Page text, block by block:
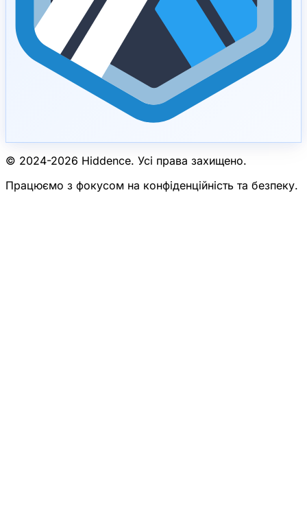
© 2024-2026 Hiddence. Усі права захищено.
Працюємо з фокусом на конфіденційність та безпеку.